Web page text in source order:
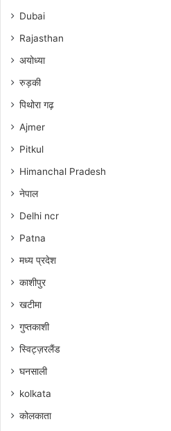
Dubai
Rajasthan
अयोध्या
रुड़की
पिथोरा गढ़
Ajmer
Pitkul
Himanchal Pradesh
नेपाल
Delhi ncr
Patna
मध्य प्रदेश
काशीपुर
खटीमा
गुप्तकाशी
स्विट्ज़रलैंड
घनसाली
kolkata
कोलकाता